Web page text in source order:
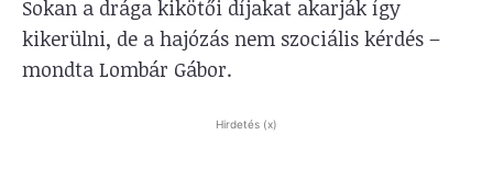
Sokan a drága kikötői díjakat akarják így
kikerülni, de a hajózás nem szociális kérdés –
mondta Lombár Gábor.
Hirdetés (x)